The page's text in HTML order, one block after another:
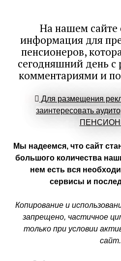
На нашем сайте
информация для
пенсионеров,
сегодняшний день с
комментариями и
Для размещения
заинтересовать
Мы надеемся, что сайт
большого количества
нем есть вся
сервисы и
Копирование и
запрещено, частичное
только при условии
сайт.